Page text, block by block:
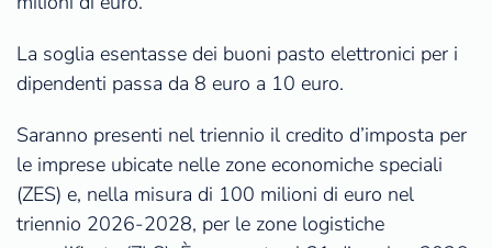
La soglia esentasse dei buoni pasto elettronici per i
dipendenti passa da 8 euro a 10 euro.
Saranno presenti nel triennio il credito d’imposta per
le imprese ubicate nelle zone economiche speciali
(ZES) e, nella misura di 100 milioni di euro nel
triennio 2026-2028, per le zone logistiche